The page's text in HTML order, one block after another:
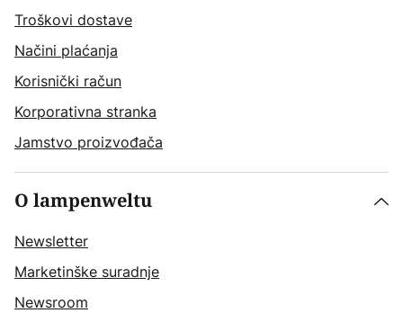
Troškovi dostave
Načini plaćanja
Korisnički račun
Korporativna stranka
Jamstvo proizvođača
O lampenweltu
Newsletter
Marketinške suradnje
Newsroom